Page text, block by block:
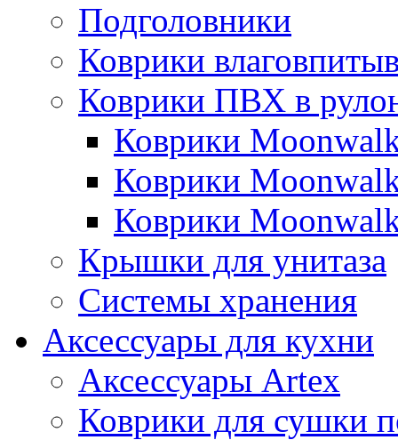
Подголовники
Коврики
Коврики ПВХ в
Коврики
Коврики
Коврики
Крышки для унитаза
Системы хранения
Аксессуары для кухни
Аксессуары Artex
Коврики для сушки